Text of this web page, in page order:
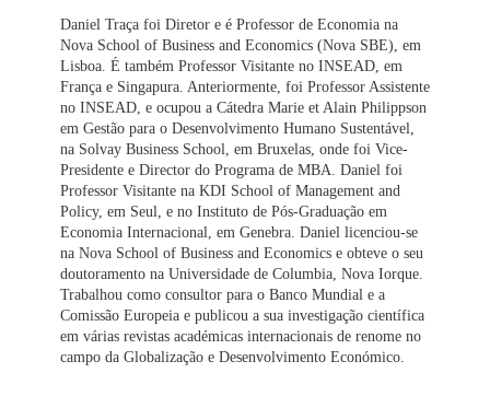
Daniel Traça foi Diretor e é Professor de Economia na
Nova School of Business and Economics (Nova SBE), em
Lisboa. É também Professor Visitante no INSEAD, em
França e Singapura. Anteriormente, foi Professor Assistente
no INSEAD, e ocupou a Cátedra Marie et Alain Philippson
em Gestão para o Desenvolvimento Humano Sustentável,
na Solvay Business School, em Bruxelas, onde foi Vice-
Presidente e Director do Programa de MBA. Daniel foi
Professor Visitante na KDI School of Management and
Policy, em Seul, e no Instituto de Pós-Graduação em
Economia Internacional, em Genebra. Daniel licenciou-se
na Nova School of Business and Economics e obteve o seu
doutoramento na Universidade de Columbia, Nova Iorque.
Trabalhou como consultor para o Banco Mundial e a
Comissão Europeia e publicou a sua investigação científica
em várias revistas académicas internacionais de renome no
campo da Globalização e Desenvolvimento Económico.